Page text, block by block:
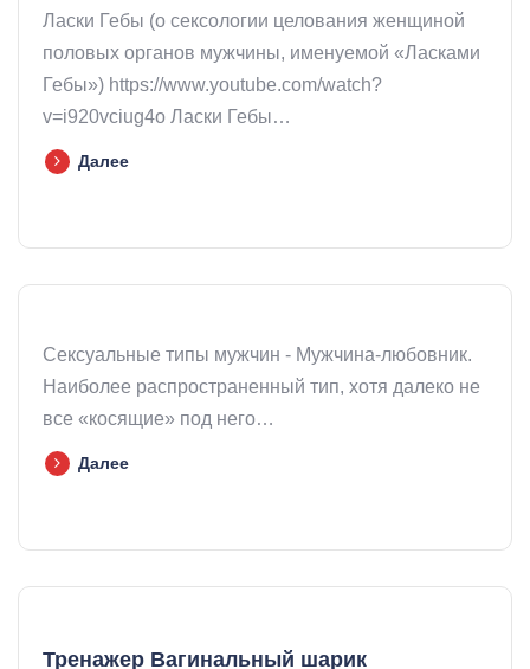
Ласки Гебы (о сексологии целования женщиной
половых органов мужчины, именуемой «Ласками
Гебы») https://www.youtube.com/watch?
v=i920vciug4o Ласки Гебы…
Далее
Сексуальные типы мужчин - Мужчина-любовник.
Наиболее распространенный тип, хотя далеко не
все «косящие» под него…
Далее
Тренажер Вагинальный шарик